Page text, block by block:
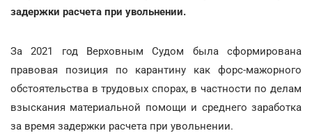
задержки расчета при увольнении.
За 2021 год Верховным Судом была сформирована
правовая позиция по карантину как форс-мажорного
обстоятельства в трудовых спорах, в частности по делам
взыскания материальной помощи и среднего заработка
за время задержки расчета при увольнении.